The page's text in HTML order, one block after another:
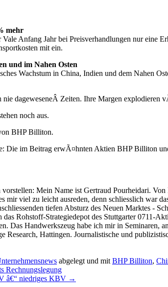
mehr
Anfang Jahr bei Preisverhandlungen nur eine
mit ein.
und im Nahen Osten
Wachstum in China, Indien und dem Nahen
dageweseneÂ Zeiten. Ihre Margen explodieren
noch aus.
BHP Billiton.
Die im Beitrag erwÃ¤hnten Aktien BHP Billiton
Mein Name ist Gertraud Pourheidari.
mir viel zu leicht ausreden, denn schliesslich war
tiefen Absturz des Neuen Marktes -
Rohstoff-Strategiedepot des Stuttgarter 0711-
Das Handwerkszeug habe ich mir in Seminaren,
Hattingen. Journalistische und
abgelegt und mit BHP Billiton,
Rechnungslegung
â€“ niedriges KBV →